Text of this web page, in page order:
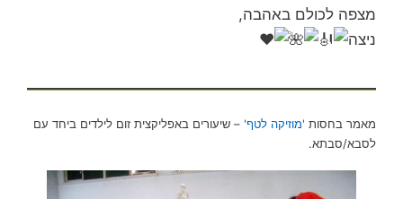
ניצה
מאמר בחסות 'מוזיקה לטף' – שיעורים באפליקצית זום לילדים ביחד עם
לסבא/סבתא.